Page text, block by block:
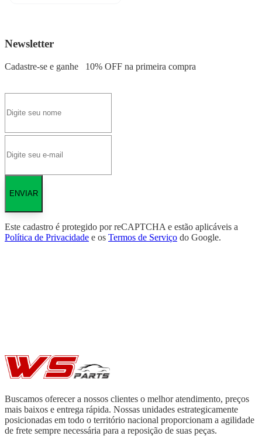
Newsletter
Cadastre-se e ganhe 10% OFF na primeira compra
ENVIAR
Este cadastro é protegido por reCAPTCHA e estão aplicáveis a
Política de Privacidade e os Termos de Serviço do Google.
Buscamos oferecer a nossos clientes o melhor atendimento, preços
mais baixos e entrega rápida. Nossas unidades estrategicamente
posicionadas em todo o território nacional proporcionam a agilidade
de frete sempre necessária para a reposição de suas peças.